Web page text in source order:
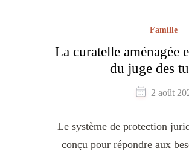
Famille
La curatelle aménagée
du juge des
2 août
Le système de protection
conçu pour répondre aux